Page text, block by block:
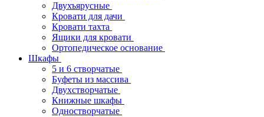
Двухъярусные
Кровати для дачи
Кровати тахта
Ящики для кровати
Ортопедическое основание
Шкафы
5 и 6 створчатые
Буфеты из массива
Двухстворчатые
Книжные шкафы
Одностворчатые